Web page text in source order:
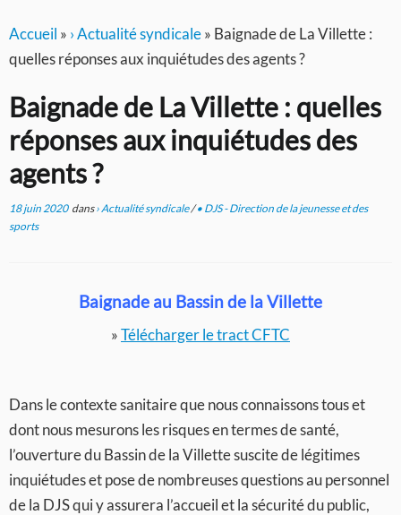
Accueil » › Actualité syndicale» Baignade de La Villette :
quelles réponses aux inquiétudes des agents ?
Baignade de La Villette : quelles
réponses aux inquiétudes des
agents ?
18 juin 2020dans› Actualité syndicale/• DJS - Direction de la jeunesse et des
sports
Baignade au Bassin de la Villette
»Télécharger le tract CFTC
Dans le contexte sanitaire que nous connaissons tous et
dont nous mesurons les risques en termes de santé,
l’ouverture du Bassin de la Villette suscite de légitimes
inquiétudes et pose de nombreuses questions au personnel
de la DJS qui y assurera l’accueil et la sécurité du public,